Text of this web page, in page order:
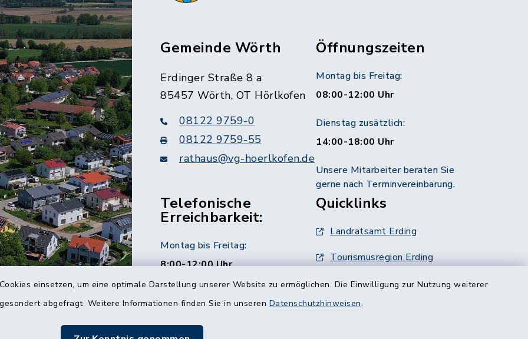
einsetzen, um eine optimale Darstellung unserer Website zu ermöglichen. Die Einwilligung zur Nutzung weiterer
abgefragt. Weitere Informationen finden Sie in unseren Datenschutzhinweisen.
Gemeinde Wörth
Erdinger Straße 8 a
85457 Wörth, OT Hörlkofen
08122 9759-0
08122 9759-55
rathaus@vg-hoerlkofen.de
Öffnungszeiten
Montag bis Freitag:
08:00-12:00 Uhr
Dienstag zusätzlich:
14:00-18:00 Uhr
Unsere Mitarbeiter beraten Sie
gerne nach Terminvereinbarung.
Telefonische
Erreichbarkeit:
Montag bis Freitag:
8:00-12:00 Uhr
Montag und Donnerstag:
Quicklinks
Landratsamt Erding
Tourismusregion Erding
Ausschreibungen